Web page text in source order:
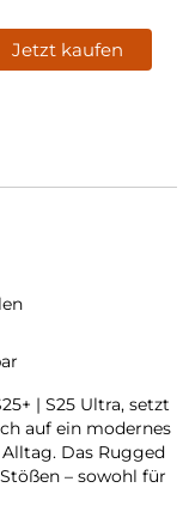
Jetzt kaufen
| S25 Ultra, setzt
auf ein modernes
Das Rugged
– sowohl für